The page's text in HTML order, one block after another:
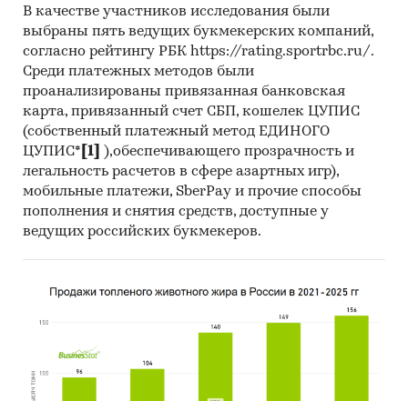
официальной статистике представлены
данные по расходам домохозяйств по итогам
одновременно 2-х лет, 2023 и 2024 гг.)
Эта информация может дать дополнительные
аргументы, если вам нужно:
Оценить свое место на рынке и
разработать стратегию развития.
Оценить вашу долю рынка в целом по РФ и в
регионы с максимальным покупательским
спросом. Спрогнозировать рост или
снижение спроса на основе динамики
расходов населения. Выявить
В качестве участников исследования были
выбраны пять ведущих букмекерских компаний,
согласно рейтингу РБК https://rating.sportrbc.ru/.
Среди платежных методов были
проанализированы привязанная банковская
карта, привязанный счет СБП, кошелек ЦУПИС
(собственный платежный метод ЕДИНОГО
ЦУПИС* [1]
),обеспечивающего прозрачность и
легальность расчетов в сфере азартных игр),
мобильные платежи, SberPay и прочие способы
пополнения и снятия средств, доступные у
ведущих российских букмекеров.